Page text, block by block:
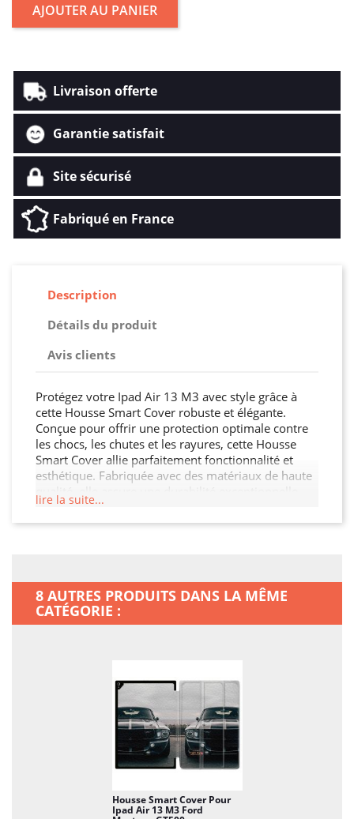
AJOUTER AU PANIER
Livraison offerte
Garantie satisfait
Site sécurisé
Fabriqué en France
Description
Détails du produit
Avis clients
Protégez votre Ipad Air 13 M3 avec style grâce à
cette Housse Smart Cover robuste et élégante.
Conçue pour offrir une protection optimale contre
les chocs, les chutes et les rayures, cette Housse
Smart Cover allie parfaitement fonctionnalité et
esthétique. Fabriquée avec des matériaux de haute
tout en restant légère et facile à manipuler. Son
design moderne et raffiné s'adapte à votre Ipad Air
lire la suite...
8 AUTRES PRODUITS DANS LA MÊME
CATÉGORIE :
Housse Smart Cover Pour
Ipad Air 13 M3 Ford